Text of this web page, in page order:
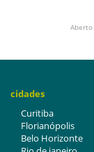
cidades
Curitiba
Florianópolis
Belo Horizonte